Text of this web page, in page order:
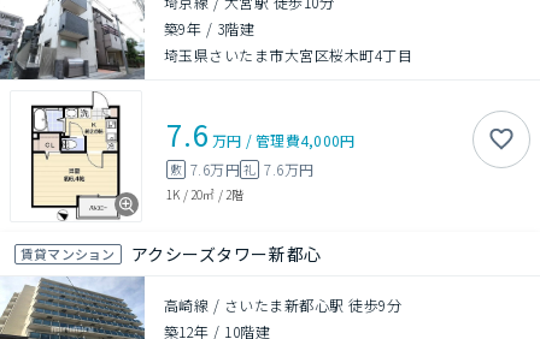
築9年 / 3階建
埼玉県さいたま市大宮区桜木町4丁目
7.6 万円 /管理費4,000円
敷 7.6万円礼 7.6万円
1K / 20㎡ / 2階
賃貸マンション アクシーズタワー新都心
高崎線 / さいたま新都心駅 徒歩9分
築12年 / 10階建